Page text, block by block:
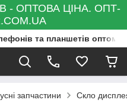
- ОПТОВА ЦІНА. ОПТ-
та планшетів оптом
запчастини Скло